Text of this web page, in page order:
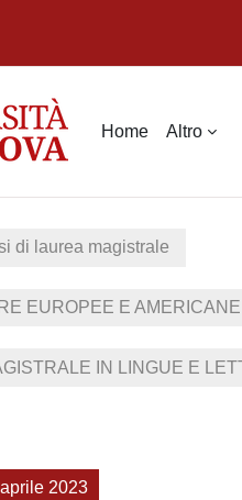
Home Altro
di laurea magistrale
EUROPEE E AMERICANE
IN LINGUE E
2023